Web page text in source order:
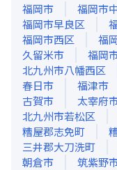
福岡市
福岡市
福岡市早良区
福岡市西区
福
久留米市
福岡
北九州市八幡西区
春日市
福津市
古賀市
太宰府
北九州市若松区
糟屋郡志免町
三井郡大刀洗町
朝倉市
筑紫野